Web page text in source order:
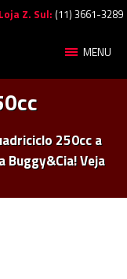
Loja Z. Sul: (11) 3661-3289
MENU
250cc a
Buggy&Cia! Veja